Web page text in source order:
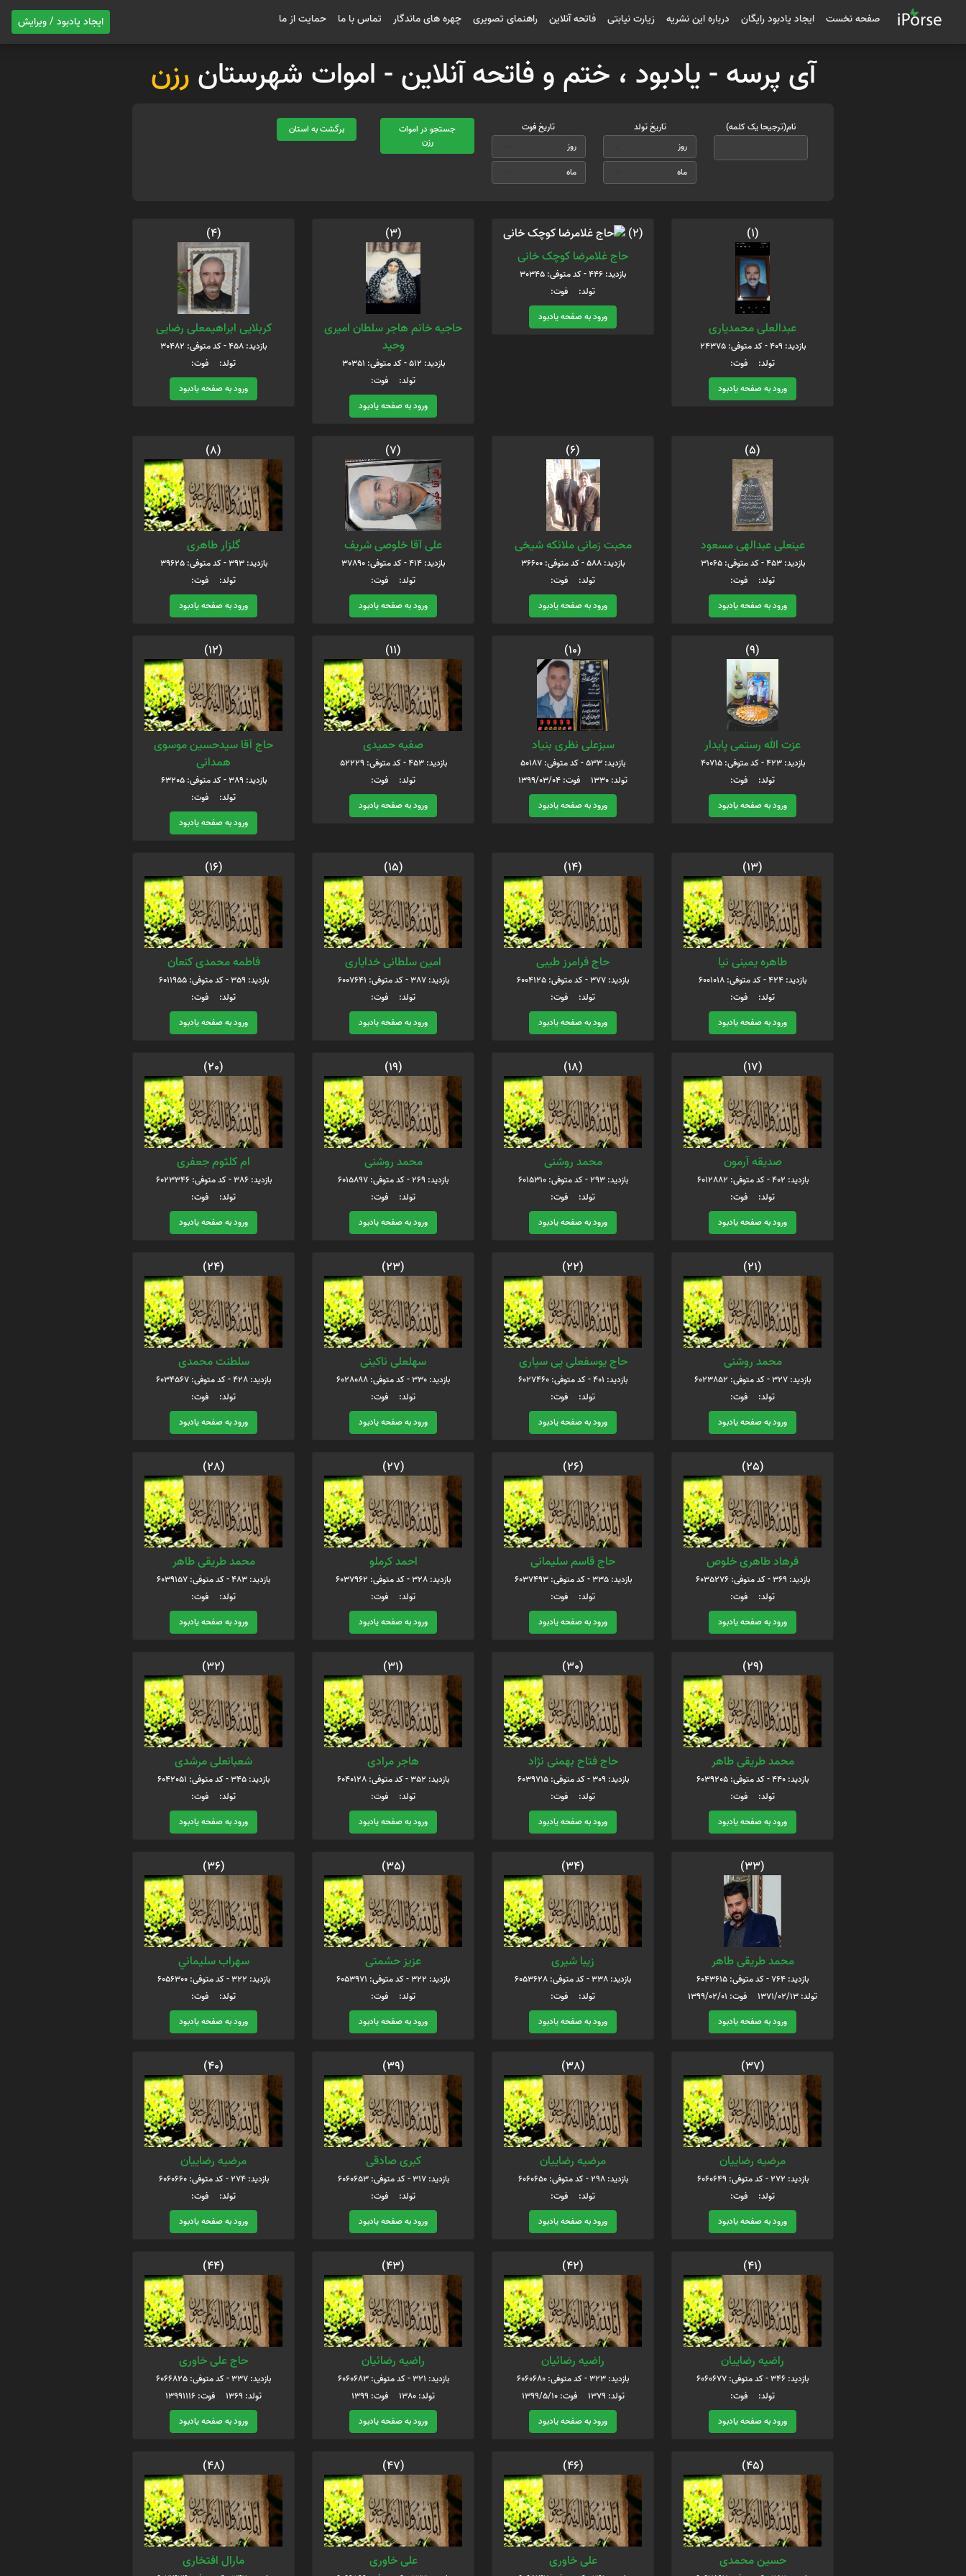
ایجاد یادبود / ویرایش صفحه نخست ایجاد یادبود رایگان درباره این نشریه زیارت نیابتی فاتحه آنلاین راهنمای تصویری چهره های ماندگار تماس با ما حمایت از ما
آی پرسه - یادبود ، ختم و فاتحه آنلاین - اموات شهرستان رزن
نام(ترجیحا یک کلمه) تاریخ تولد تاریخ فوت
جستجو در اموات
رزن
برگشت به استان
(1)
عبدالعلی محمدیاری
بازدید: 409 - کد متوفی: 24375
تولد: فوت:
ورود به صفحه یادبود
(2)
حاج غلامرضا کوچک خانی
بازدید: 446 - کد متوفی: 30345
تولد: فوت:
ورود به صفحه یادبود
(3)
حاجیه خانم هاجر سلطان امیری
وحید
بازدید: 512 - کد متوفی: 30351
تولد: فوت:
ورود به صفحه یادبود
(4)
کربلایی ابراهیمعلی رضایی
بازدید: 458 - کد متوفی: 30482
تولد: فوت:
ورود به صفحه یادبود
(5)
عینعلی عبدالهی مسعود
بازدید: 453 - کد متوفی: 31065
تولد: فوت:
ورود به صفحه یادبود
(6)
محبت زمانی ملائکه شیخی
بازدید: 588 - کد متوفی: 36600
تولد: فوت:
ورود به صفحه یادبود
(7)
علی آقا خلوصی شریف
بازدید: 414 - کد متوفی: 37890
تولد: فوت:
ورود به صفحه یادبود
(8)
گلزار طاهری
بازدید: 393 - کد متوفی: 39625
تولد: فوت:
ورود به صفحه یادبود
(9)
عزت الله رستمی پایدار
بازدید: 423 - کد متوفی: 40715
تولد: فوت:
ورود به صفحه یادبود
(10)
سبزعلی نظری بنیاد
بازدید: 533 - کد متوفی: 50187
تولد: 1330 فوت: 1399/03/04
ورود به صفحه یادبود
(11)
صفیه حمیدی
بازدید: 453 - کد متوفی: 52229
تولد: فوت:
ورود به صفحه یادبود
(12)
حاج آقا سیدحسین موسوی
همدانی
بازدید: 389 - کد متوفی: 63205
تولد: فوت:
ورود به صفحه یادبود
(13)
طاهره یمینی نیا
بازدید: 424 - کد متوفی: 6001018
تولد: فوت:
ورود به صفحه یادبود
(14)
حاج فرامرز طیبی
بازدید: 377 - کد متوفی: 6004125
تولد: فوت:
ورود به صفحه یادبود
(15)
امین سلطانی خدایاری
بازدید: 387 - کد متوفی: 6007641
تولد: فوت:
ورود به صفحه یادبود
(16)
فاطمه محمدی کنعان
بازدید: 359 - کد متوفی: 6011955
تولد: فوت:
ورود به صفحه یادبود
(17)
صدیقه آرمون
بازدید: 402 - کد متوفی: 6012882
تولد: فوت:
ورود به صفحه یادبود
(18)
محمد روشنی
بازدید: 293 - کد متوفی: 6015310
تولد: فوت:
ورود به صفحه یادبود
(19)
محمد روشنی
بازدید: 269 - کد متوفی: 6015897
تولد: فوت:
ورود به صفحه یادبود
(20)
ام کلثوم جعفری
بازدید: 386 - کد متوفی: 6023346
تولد: فوت:
ورود به صفحه یادبود
(21)
محمد روشنی
بازدید: 327 - کد متوفی: 6023852
تولد: فوت:
ورود به صفحه یادبود
(22)
حاج یوسفعلی پی سپاری
بازدید: 401 - کد متوفی: 6027460
تولد: فوت:
ورود به صفحه یادبود
(23)
سهلعلی ناکینی
بازدید: 330 - کد متوفی: 6028088
تولد: فوت:
ورود به صفحه یادبود
(24)
سلطنت محمدی
بازدید: 428 - کد متوفی: 6034567
تولد: فوت:
ورود به صفحه یادبود
(25)
فرهاد طاهری خلوص
بازدید: 369 - کد متوفی: 6035276
تولد: فوت:
ورود به صفحه یادبود
(26)
حاج قاسم سلیمانی
بازدید: 335 - کد متوفی: 6037493
تولد: فوت:
ورود به صفحه یادبود
(27)
احمد کرملو
بازدید: 328 - کد متوفی: 6037962
تولد: فوت:
ورود به صفحه یادبود
(28)
محمد طریقی طاهر
بازدید: 483 - کد متوفی: 6039157
تولد: فوت:
ورود به صفحه یادبود
(29)
محمد طریقی طاهر
بازدید: 440 - کد متوفی: 6039205
تولد: فوت:
ورود به صفحه یادبود
(30)
حاج فتاح بهمنی نژاد
بازدید: 309 - کد متوفی: 6039715
تولد: فوت:
ورود به صفحه یادبود
(31)
هاجر مرادی
بازدید: 352 - کد متوفی: 6040128
تولد: فوت:
ورود به صفحه یادبود
(32)
شعبانعلی مرشدی
بازدید: 345 - کد متوفی: 6042051
تولد: فوت:
ورود به صفحه یادبود
(33)
محمد طریقی طاهر
بازدید: 764 - کد متوفی: 6043615
تولد: 1371/02/13 فوت: 1399/02/01
ورود به صفحه یادبود
(34)
زیبا شیری
بازدید: 338 - کد متوفی: 6053628
تولد: فوت:
ورود به صفحه یادبود
(35)
عزیز حشمتی
بازدید: 322 - کد متوفی: 6053971
تولد: فوت:
ورود به صفحه یادبود
(36)
سهراب سليماني
بازدید: 322 - کد متوفی: 6056300
تولد: فوت:
ورود به صفحه یادبود
(37)
مرضیه رضاییان
بازدید: 272 - کد متوفی: 6060649
تولد: فوت:
ورود به صفحه یادبود
(38)
مرضیه رضاییان
بازدید: 298 - کد متوفی: 6060650
تولد: فوت:
ورود به صفحه یادبود
(39)
کبری صادقی
بازدید: 317 - کد متوفی: 6060653
تولد: فوت:
ورود به صفحه یادبود
(40)
مرضیه رضاییان
بازدید: 274 - کد متوفی: 6060660
تولد: فوت:
ورود به صفحه یادبود
(41)
راضیه رضاییان
بازدید: 346 - کد متوفی: 6060677
تولد: فوت:
ورود به صفحه یادبود
(42)
راضیه رضائیان
بازدید: 323 - کد متوفی: 6060680
تولد: 1379 فوت: 1399/5/10
ورود به صفحه یادبود
(43)
راضیه رضائیان
بازدید: 321 - کد متوفی: 6060683
تولد: 1380 فوت: 1399
ورود به صفحه یادبود
(44)
حاج علی خاوری
بازدید: 337 - کد متوفی: 6066825
تولد: ۱۳۶۹ فوت: ۱۳۹۹۱۱۱۶
ورود به صفحه یادبود
(45)
حسین محمدی
(46)
علی خاوری
(47)
علی خاوری
(48)
مارال افتخاری